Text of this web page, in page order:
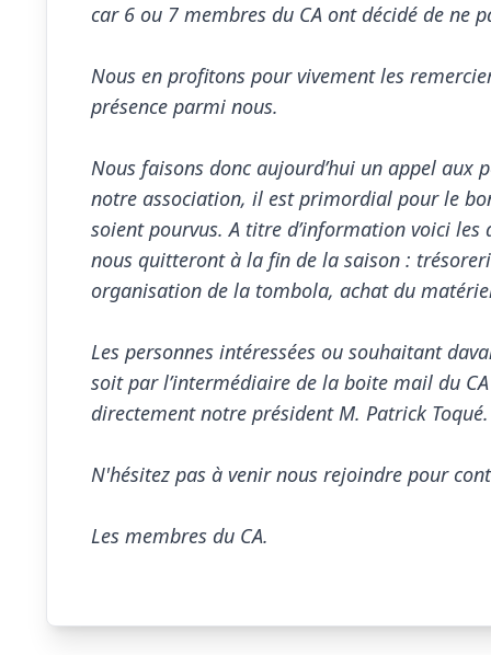
car 6 ou 7 membres du CA ont décidé de ne
Nous en profitons pour vivement les
présence parmi nous.
Nous faisons donc aujourd’hui un appel aux
notre association, il est primordial pour le
soient pourvus. A titre d’information voici les
nous quitteront à la fin de la saison :
organisation de la tombola, achat du
Les personnes intéressées ou souhaitant
soit par l’intermédiaire de la boite mail du
directement notre président M. Patrick Toqué.
N'hésitez pas à venir nous rejoindre pour
Les membres du CA.